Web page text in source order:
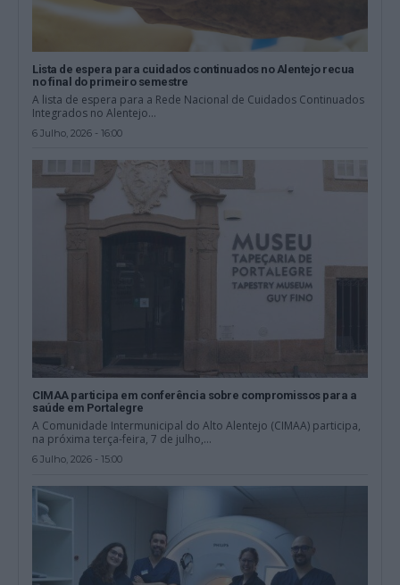
Lista de espera para cuidados continuados no Alentejo recua
no final do primeiro semestre
A lista de espera para a Rede Nacional de Cuidados Continuados
Integrados no Alentejo...
6 Julho, 2026 - 16:00
CIMAA participa em conferência sobre compromissos para a
saúde em Portalegre
A Comunidade Intermunicipal do Alto Alentejo (CIMAA) participa,
na próxima terça-feira, 7 de julho,...
6 Julho, 2026 - 15:00